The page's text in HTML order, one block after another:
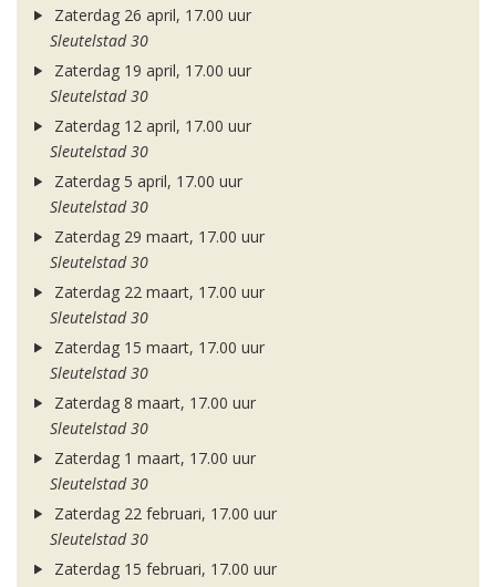
Zaterdag 26 april, 17.00 uur
Sleutelstad 30
Zaterdag 19 april, 17.00 uur
Sleutelstad 30
Zaterdag 12 april, 17.00 uur
Sleutelstad 30
Zaterdag 5 april, 17.00 uur
Sleutelstad 30
Zaterdag 29 maart, 17.00 uur
Sleutelstad 30
Zaterdag 22 maart, 17.00 uur
Sleutelstad 30
Zaterdag 15 maart, 17.00 uur
Sleutelstad 30
Zaterdag 8 maart, 17.00 uur
Sleutelstad 30
Zaterdag 1 maart, 17.00 uur
Sleutelstad 30
Zaterdag 22 februari, 17.00 uur
Sleutelstad 30
Zaterdag 15 februari, 17.00 uur